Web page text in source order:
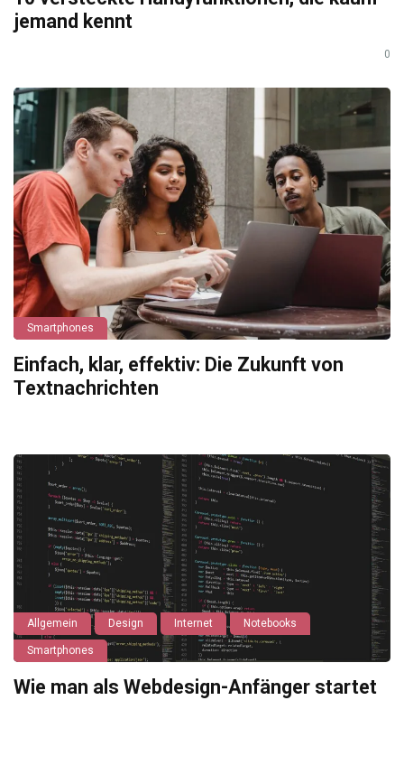
jemand kennt
0
Smartphones
Einfach, klar, effektiv: Die Zukunft von
Textnachrichten
Allgemein Design Internet Notebooks
Smartphones
Wie man als Webdesign-Anfänger startet